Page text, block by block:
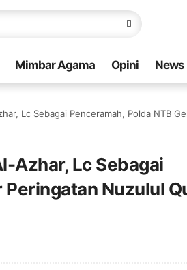
Mimbar Agama Opini News
Lc Sebagai Penceramah, Polda NTB
Azhar, Lc Sebagai
Peringatan Nuzulul